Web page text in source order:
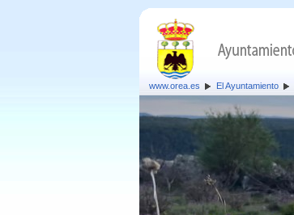
www.orea.es El Ayuntamiento